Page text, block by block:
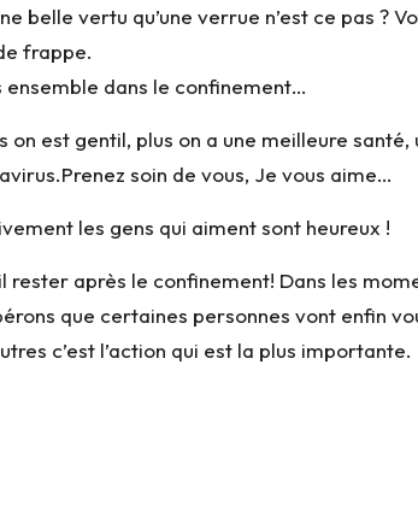
belle vertu qu’une verrue n’est ce pas ?
frappe.
ensemble dans le confinement…
est gentil, plus on a une meilleure
soin de vous, Je vous aime…
les gens qui aiment sont heureux !
après le confinement! Dans les
que certaines personnes vont enfin
c’est l’action qui est la plus importante.